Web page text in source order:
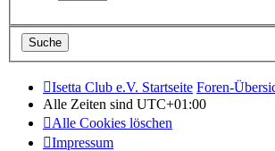
Isetta Club e.V. Startseite Foren-
Alle Zeiten sind UTC+01:00
Alle Cookies löschen
Impressum